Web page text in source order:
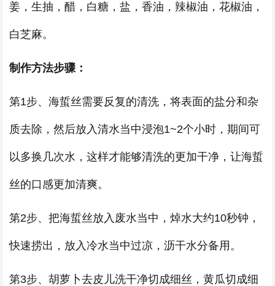
姜，生抽，醋，白糖，盐，香油，辣椒油，花椒油，
白芝麻。
制作方法步骤：
第1步、海蜇丝需要反复的清洗，将表面的盐分和杂
质去除，然后放入清水当中浸泡1~2个小时，期间可
以多换几次水，这样才能够清洗的更加干净，让海蜇
丝的口感更加清爽。
第2步、把海蜇丝放入废水当中，焯水大约10秒钟，
快速捞出，放入冷水当中过凉，沥干水分备用。
第3步、胡萝卜去皮儿洗干净切成细丝，黄瓜切成细